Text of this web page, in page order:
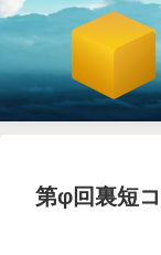
第φ回裏短コ